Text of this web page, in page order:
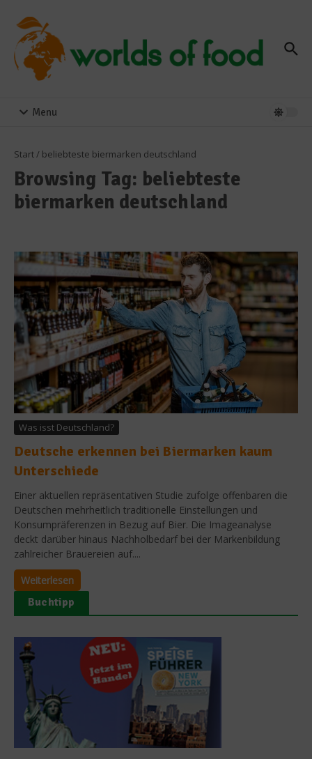
Menu
Start/ beliebteste biermarken deutschland
Browsing Tag: beliebteste
biermarken deutschland
Was isst Deutschland?
Deutsche erkennen bei Biermarken kaum
Unterschiede
Einer aktuellen repräsentativen Studie zufolge offenbaren die
Deutschen mehrheitlich traditionelle Einstellungen und
Konsumpräferenzen in Bezug auf Bier. Die Imageanalyse
deckt darüber hinaus Nachholbedarf bei der Markenbildung
zahlreicher Brauereien auf....
Weiterlesen
Buchtipp